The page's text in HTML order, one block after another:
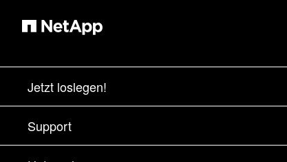
Jetzt loslegen!
Bezugsquellen
Vertrieb kontaktieren
Support
Support